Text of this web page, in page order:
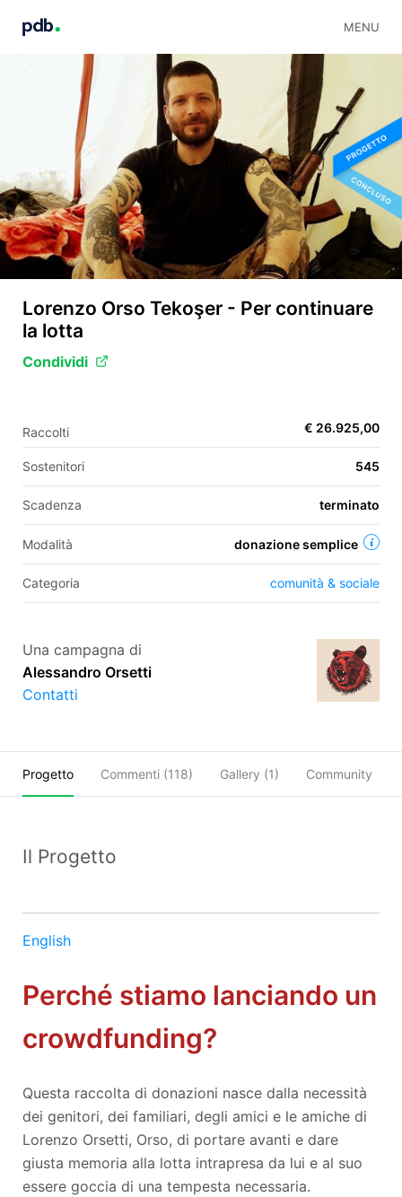
MENU
FR
ES
Lorenzo Orso Tekoşer - Per continuare
la lotta
Condividi
Raccolti € 26.925,00
Sostenitori 545
Scadenza terminato
Modalità donazione semplice
Categoria comunità & sociale
Una campagna di
Alessandro Orsetti
Contatti
Progetto Commenti (118) Gallery (1) Community
Il Progetto
English
Perché stiamo lanciando un
crowdfunding?
Questa raccolta di donazioni nasce dalla necessità
dei genitori, dei familiari, degli amici e le amiche di
Lorenzo Orsetti, Orso, di portare avanti e dare
giusta memoria alla lotta intrapresa da lui e al suo
essere goccia di una tempesta necessaria.